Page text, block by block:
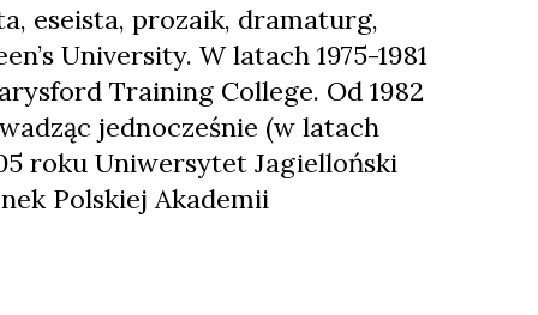
eseista, prozaik, dramaturg,
University. W latach 1975-1981
Training College. Od 1982
jednocześnie (w latach
roku Uniwersytet Jagielloński
Polskiej Akademii